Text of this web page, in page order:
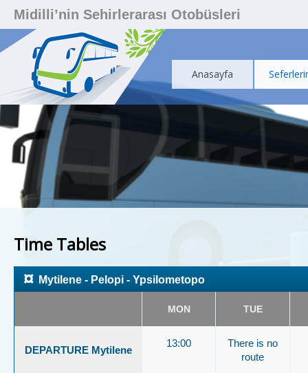
Midilli’nin Sehirlerarası Otobüsleri
Anasayfa
Time Tables
¤ Mytilene - Pelopi - Ypsilometopo
MON TUE
DEPARTURE Mytilene
13:00
There is no
route